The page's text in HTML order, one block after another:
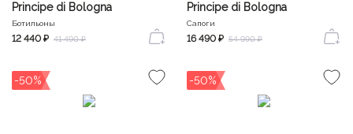
Principe di Bologna
Ботильоны
12 440 ₽ 41 490 ₽
Principe di Bologna
Сапоги
16 490 ₽ 54 990 ₽
-50% -50%